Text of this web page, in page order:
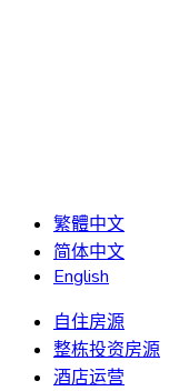
繁體中文
简体中文
English
自住房源
整栋投资房源
酒店运营